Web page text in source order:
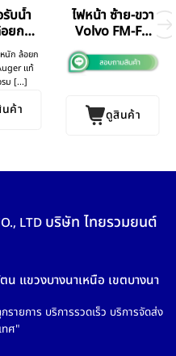
บน้ำ
ยก
FH
นัก ล้อยก
แท้
รม [...]
ค้า
ไฟหน้า ซ้าย-ขวา
Volvo FM-FH
ดูสินค้า
LTD บริษัท ไทยรวมยนต์
แขวงบางนาเหนือ เขตบางนา
รายการ บริการรวดเร็ว บริการจัดส่ง
ทศ"